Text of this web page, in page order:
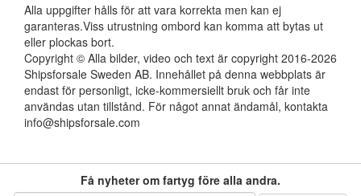
Alla uppgifter hålls för att vara korrekta men kan ej
garanteras.Viss utrustning ombord kan komma att bytas ut
eller plockas bort.
Copyright © Alla bilder, video och text är copyright 2016-2026
Shipsforsale Sweden AB. Innehållet på denna webbplats är
endast för personligt, icke-kommersiellt bruk och får inte
användas utan tillstånd. För något annat ändamål, kontakta
info@shipsforsale.com
Få nyheter om fartyg före alla andra.